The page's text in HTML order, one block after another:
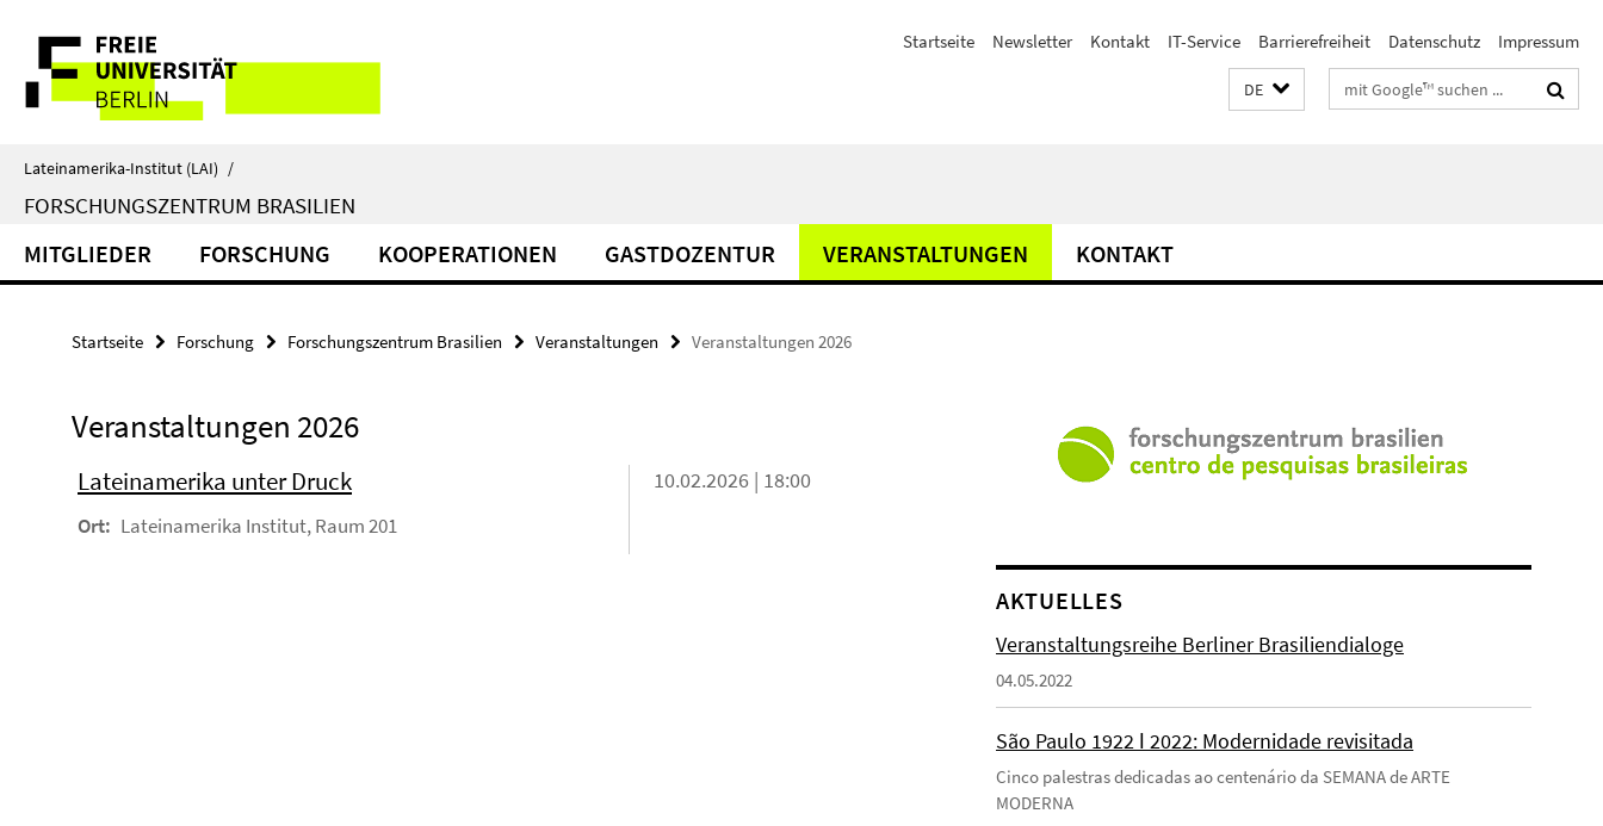
direkt
Inhalt
Service-
Navigation
Startseite Newsletter Kontakt IT-Service Barrierefreiheit Datenschutz Impressum
DE Suchbegriffe
Lateinamerika-Institut (LAI) /
FORSCHUNGSZENTRUM BRASILIEN
MITGLIEDER FORSCHUNG KOOPERATIONEN GASTDOZENTUR VERANSTALTUNGEN KONTAKT
Startseite Forschung Forschungszentrum Brasilien Veranstaltungen Veranstaltungen 2026
Veranstaltungen 2026
Lateinamerika unter Druck
Ort: Lateinamerika Institut, Raum 201
10.02.2026 | 18:00
AKTUELLES
Veranstaltungsreihe Berliner Brasiliendialoge
04.05.2022
São Paulo 1922 ǀ 2022: Modernidade revisitada
Cinco palestras dedicadas ao centenário da SEMANA de ARTE
MODERNA